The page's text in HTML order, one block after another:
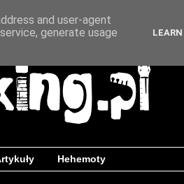
Hehemoty
and user-agent
generate usage
LEARN